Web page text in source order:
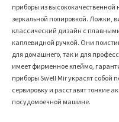
приборы из
зеркальной полировкой. Ложки,
классический дизайн с
каплевидной ручкой. Они
для домашнего, так и для
имеет фирменное клеймо,
приборы Swell Mir украсят
сервировку и расставят тонкие
посудомоечной машине.